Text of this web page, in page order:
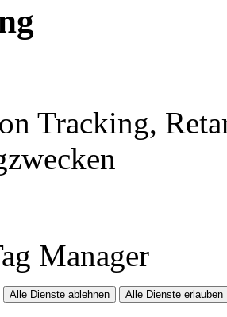
Tracking,
Manager
Alle Dienste ablehnen Alle Dienste erlauben